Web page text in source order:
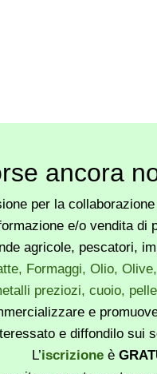
ancora
per la
e/o vendita di
agricole, pescatori,
Formaggi, Olio,
preziozi, cuoio,
e
e diffondilo
L’iscrizioneè